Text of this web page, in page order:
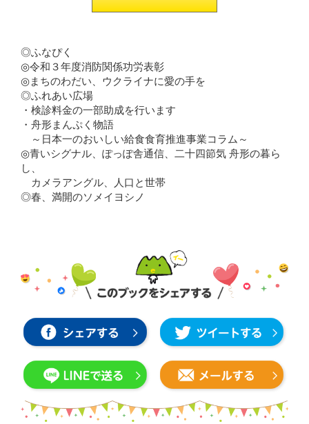
◎ふなぴく
◎令和３年度消防関係功労表彰
◎まちのわだい、ウクライナに愛の手を
◎ふれあい広場
・検診料金の一部助成を行います
・舟形まんぷく物語
～日本一のおいしい給食食育推進事業コラム～
◎青いシグナル、ぽっぽ舎通信、二十四節気 舟形の暮ら
し、
カメラアングル、人口と世帯
◎春、満開のソメイヨシノ